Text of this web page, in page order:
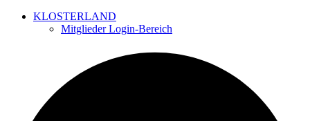
KLOSTERLAND
Mitglieder Login-Bereich